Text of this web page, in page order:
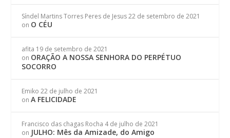
Síndel Martins Torres Peres de Jesus 22 de setembro de 2021
on O CÉU
afita 19 de setembro de 2021
on ORAÇÃO A NOSSA SENHORA DO PERPÉTUO
SOCORRO
Emiko 22 de julho de 2021
onA FELICIDADE
Francisco das chagas Rocha 4 de julho de 2021
on JULHO: Mês da Amizade, do Amigo